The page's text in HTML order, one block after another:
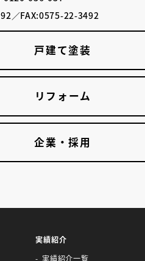
／FAX:0575-22-3492
戸建て塗装
リフォーム
企業・採用
実績紹介
実績紹介一覧